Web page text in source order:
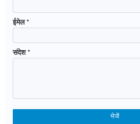
ईमेल *
संदेश *